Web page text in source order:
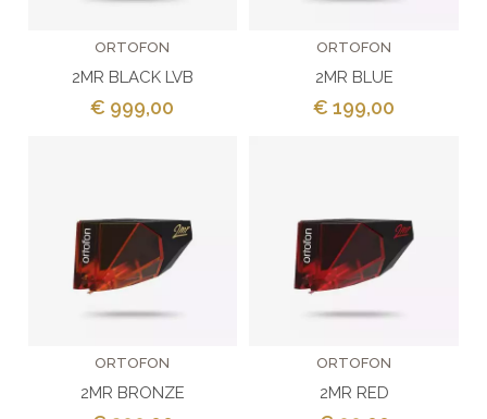
ORTOFON
2MR BLACK LVB
€ 999,00
ORTOFON
2MR BLUE
€ 199,00
ORTOFON
2MR BRONZE
ORTOFON
2MR RED